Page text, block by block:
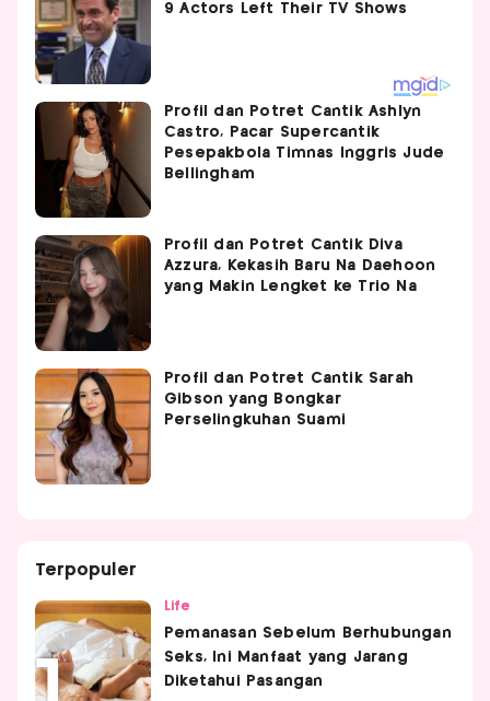
Profil dan Potret Cantik Ashlyn
Castro, Pacar Supercantik
Pesepakbola Timnas Inggris Jude
Bellingham
Profil dan Potret Cantik Diva
Azzura, Kekasih Baru Na Daehoon
yang Makin Lengket ke Trio Na
Profil dan Potret Cantik Sarah
Gibson yang Bongkar
Perselingkuhan Suami
Terpopuler
Life
Pemanasan Sebelum Berhubungan
Seks, Ini Manfaat yang Jarang
Diketahui Pasangan